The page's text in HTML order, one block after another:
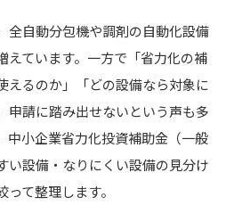
全自動分包機や調剤の自動化設備
えています。一方で「省力化の補
えるのか」「どの設備なら対象に
申請に踏み出せないという声も多
中小企業省力化投資補助金（一般
い設備・なりにくい設備の見分け
て整理します。